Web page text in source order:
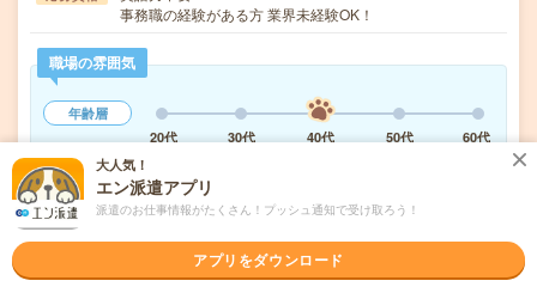
事務職の経験がある方 業界未経験OK！
職場の雰囲気
年齢層
20代
30代 40代 50代
60代
仕事の仕方
テキパキ
気になる! 応募へ進む 詳しく見る
大人気！
エン派遣アプリ
派遣のお仕事情報がたくさん！プッシュ通知で受け取ろう！
アプリをダウンロード